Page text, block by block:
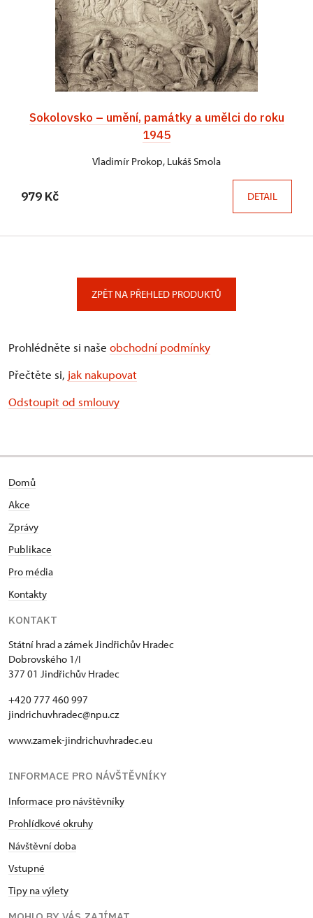
Sokolovsko – umění, památky a umělci do roku
1945
Vladimír Prokop, Lukáš Smola
979 Kč DETAIL
ZPĚT NA PŘEHLED PRODUKTŮ
Prohlédněte si naše obchodní podmínky
Přečtěte si, jak nakupovat
Odstoupit od smlouvy
Domů
Akce
Zprávy
Publikace
Pro média
Kontakty
KONTAKT
Státní hrad a zámek Jindřichův Hradec
Dobrovského 1/I
377 01 Jindřichův Hradec
+420 777 460 997
jindrichuvhradec@npu.cz
www.zamek-jindrichuvhradec.eu
INFORMACE PRO NÁVŠTĚVNÍKY
Informace pro návštěvníky
Prohlídkové okruhy
Návštěvní doba
Vstupné
Tipy na výlety